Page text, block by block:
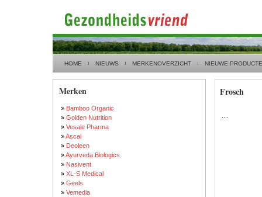
HOME NIEUWS MERKENOVERZICHT NIEUWE
Merken
» Bamboo Organic
» Golden Nutrition
» Vesale Pharma
»Ascal
» Deoleen
»Ayurveda Biologics
» Nasivent
» XL-S Medical
» Geels
» Vemedia
Frosch